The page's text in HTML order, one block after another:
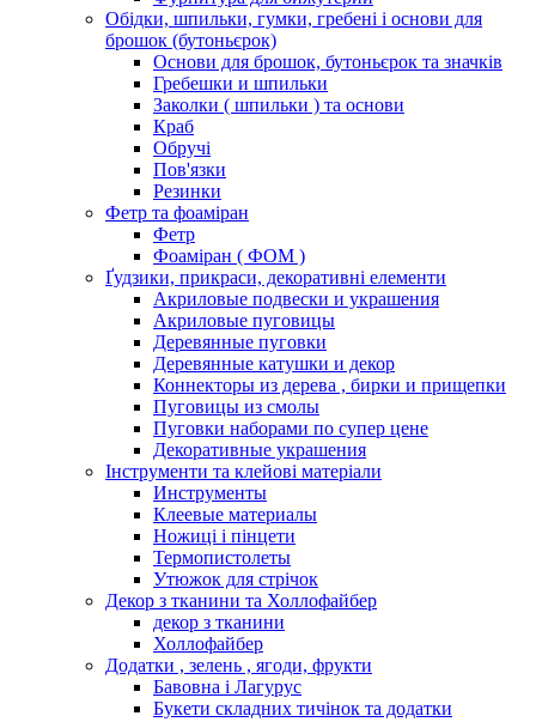
Обідки, шпильки, гумки, гребені і основи для
брошок (бутоньєрок)
Основи для брошок, бутоньєрок та значків
Гребешки и шпильки
Заколки ( шпильки ) та основи
Краб
Обручі
Пов'язки
Резинки
Фетр та фоаміран
Фетр
Фоаміран ( ФОМ )
Ґудзики, прикраси, декоративні елементи
Акриловые подвески и украшения
Акриловые пуговицы
Деревянные пуговки
Деревянные катушки и декор
Коннекторы из дерева , бирки и прищепки
Пуговицы из смолы
Пуговки наборами по супер цене
Декоративные украшения
Інструменти та клейові матеріали
Инструменты
Клеевые материалы
Ножиці і пінцети
Термопистолеты
Утюжок для стрічок
Декор з тканини та Холлофайбер
декор з тканини
Холлофайбер
Додатки , зелень , ягоди, фрукти
Бавовна і Лагурус
Букети складних тичінок та додатки